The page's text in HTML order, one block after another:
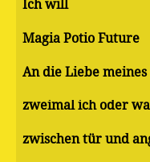
Ich will
Magia Potio Future
An die Liebe meines
zweimal ich oder
zwischen tür und